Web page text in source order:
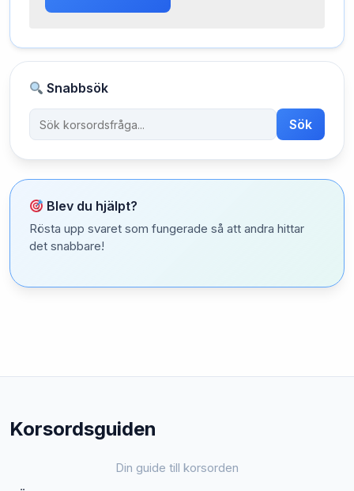
Snabbsök
Sök
Blev du hjälpt?
Rösta upp svaret som fungerade så att andra hittar
det snabbare!
Korsordsguiden
Din guide till korsorden